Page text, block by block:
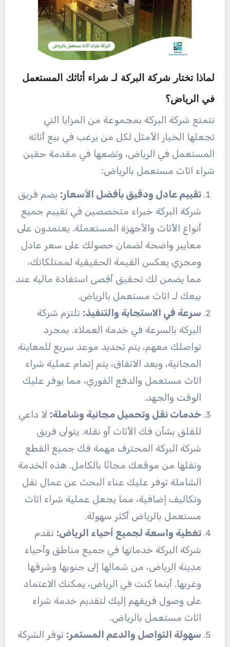
لماذا تختار شركة البركة لـ شراء أثاثك المستعمل
في الرياض؟
تتمتع شركة البركة بمجموعة من المزايا التي
تجعلها الخيار الأمثل لكل من يرغب في بيع أثاثه
المستعمل في الرياض، وتضعها في مقدمة حقين
شراء اثاث مستعمل بالرياض:
تقييم عادل ودقيق بأفضل الأسعار: يضم فريق
شركة البركة خبراء متخصصين في تقييم جميع
أنواع الأثاث والأجهزة المستعملة. يعتمدون على
معايير واضحة لضمان حصولك على سعر عادل
ومجزي يعكس القيمة الحقيقية لممتلكاتك،
مما يضمن لك تحقيق أقصى استفادة مالية عند
بيعك لـ اثاث مستعمل بالرياض.
سرعة في الاستجابة والتنفيذ: تلتزم شركة
البركة بالسرعة في خدمة العملاء. بمجرد
تواصلك معهم، يتم تحديد موعد سريع للمعاينة
المجانية، وبعد الاتفاق، يتم إتمام عملية شراء
اثاث مستعمل والدفع الفوري، مما يوفر عليك
الوقت والجهد.
خدمات نقل وتحميل مجانية وشاملة: لا داعي
للقلق بشأن فك الأثاث أو نقله. يتولى فريق
شركة البركة المحترف مهمة فك جميع القطع
ونقلها من موقعك مجانًا بالكامل. هذه الخدمة
الشاملة توفر عليك عناء البحث عن عمال نقل
وتكاليف إضافية، مما يجعل عملية شراء اثاث
مستعمل بالرياض أكثر سهولة.
تغطية واسعة لجميع أحياء الرياض: تقدم
شركة البركة خدماتها في جميع مناطق وأحياء
مدينة الرياض، من شمالها إلى جنوبها وشرقها
وغربها. أينما كنت في الرياض، يمكنك الاعتماد
على وصول فريقهم إليك لتقديم خدمة شراء
اثاث مستعمل بالرياض.
سهولة التواصل والدعم المستمر: توفر الشركة